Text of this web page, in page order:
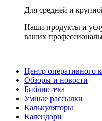
Для средней и
Наши продукты и
ваших
Центр оперативного
Обзоры и новости
Библиотека
Умные рассылки
Калькуляторы
Календари